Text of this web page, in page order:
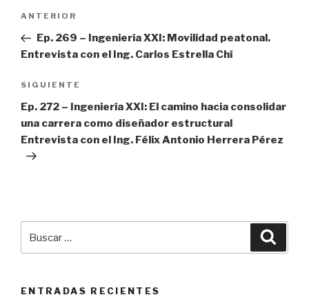
Navegación
entradas
Entrada
anterior:
ANTERIOR
Ep. 269 – Ingeniería XXI: Movilidad peatonal.
Entrevista con el Ing. Carlos Estrella Chí
Siguiente
entrada
SIGUIENTE
Ep. 272 – Ingeniería XXI: El camino hacia consolidar
una carrera como diseñador estructural
Entrevista con el Ing. Félix Antonio Herrera Pérez
ENTRADAS RECIENTES